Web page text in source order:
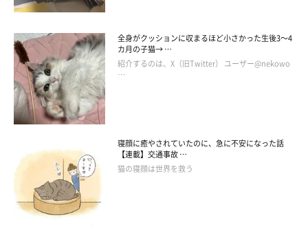
全身がクッションに収まるほど小さかった生後3～4
カ月の子猫→ …
紹介するのは、X（旧Twitter） ユーザー@nekowo
…
寝顔に癒やされていたのに、急に不安になった話
【連載】交通事故 …
猫の寝顔は世界を救う